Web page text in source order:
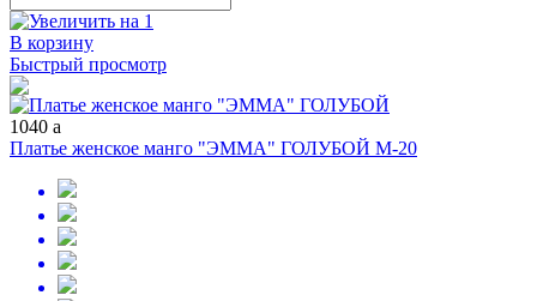
В корзину
Быстрый просмотр
1040 a
Платье женское манго "ЭММА" ГОЛУБОЙ М-20